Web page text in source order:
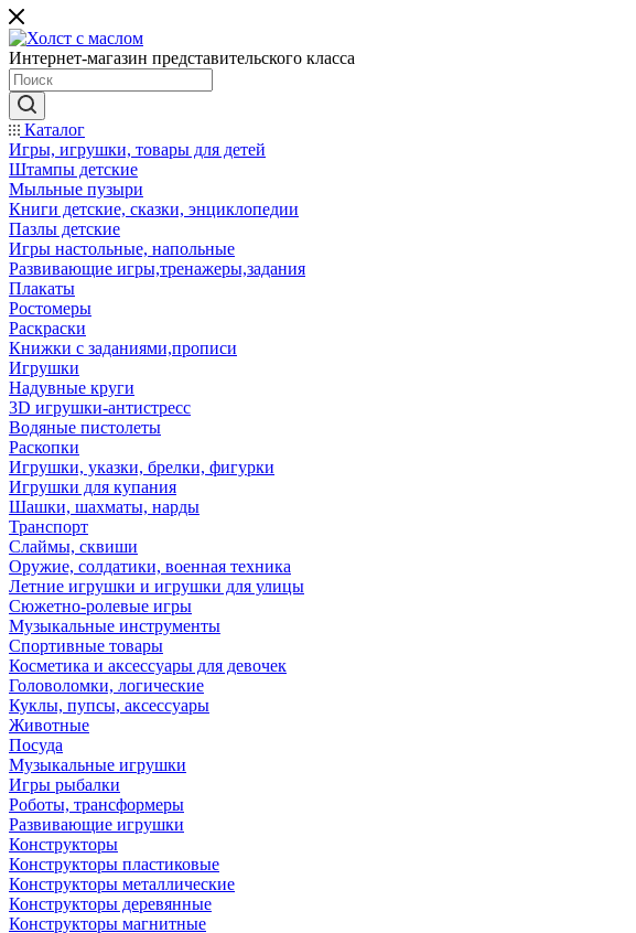
Интернет-магазин представительского класса
Каталог
Игры, игрушки, товары для детей
Штампы детские
Мыльные пузыри
Книги детские, сказки, энциклопедии
Пазлы детские
Игры настольные, напольные
Развивающие игры,тренажеры,задания
Плакаты
Ростомеры
Раскраски
Книжки с заданиями,прописи
Игрушки
Надувные круги
3D игрушки-антистресс
Водяные пистолеты
Раскопки
Игрушки, указки, брелки, фигурки
Игрушки для купания
Шашки, шахматы, нарды
Транспорт
Слаймы, сквиши
Оружие, солдатики, военная техника
Летние игрушки и игрушки для улицы
Сюжетно-ролевые игры
Музыкальные инструменты
Спортивные товары
Косметика и аксессуары для девочек
Головоломки, логические
Куклы, пупсы, аксессуары
Животные
Посуда
Музыкальные игрушки
Игры рыбалки
Роботы, трансформеры
Развивающие игрушки
Конструкторы
Конструкторы пластиковые
Конструкторы металлические
Конструкторы деревянные
Конструкторы магнитные